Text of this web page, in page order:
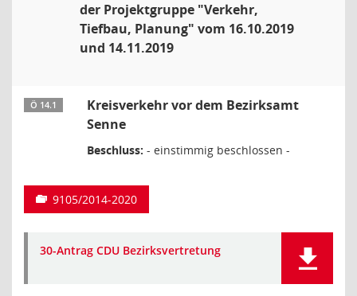
der Projektgruppe "Verkehr,
Tiefbau, Planung" vom 16.10.2019
und 14.11.2019
Ö 14.1
Kreisverkehr vor dem Bezirksamt
Senne
Beschluss: - einstimmig beschlossen -
9105/2014-2020
30-Antrag CDU Bezirksvertretung